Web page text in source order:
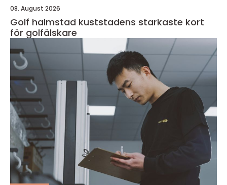
08. August 2026
Golf halmstad kuststadens starkaste kort
för golfälskare